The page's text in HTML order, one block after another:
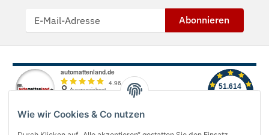
Wie wir Cookies & Co nutzen
Abonnieren